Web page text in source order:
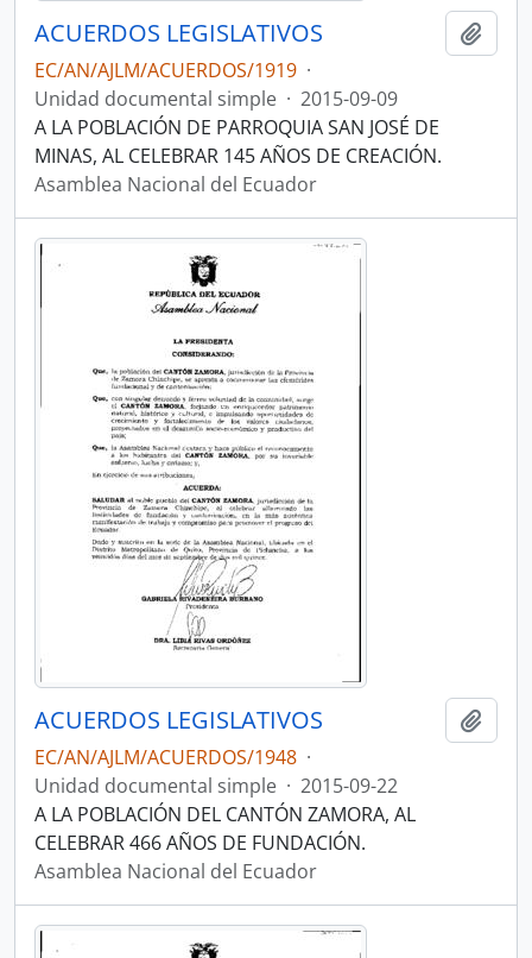
ACUERDOS LEGISLATIVOS
EC/AN/AJLM/ACUERDOS/1919 ·
Unidad documental simple · 2015-09-09
A LA POBLACIÓN DE PARROQUIA SAN JOSÉ DE
MINAS, AL CELEBRAR 145 AÑOS DE CREACIÓN.
Asamblea Nacional del Ecuador
ACUERDOS LEGISLATIVOS
EC/AN/AJLM/ACUERDOS/1948 ·
Unidad documental simple · 2015-09-22
A LA POBLACIÓN DEL CANTÓN ZAMORA, AL
CELEBRAR 466 AÑOS DE FUNDACIÓN.
Asamblea Nacional del Ecuador